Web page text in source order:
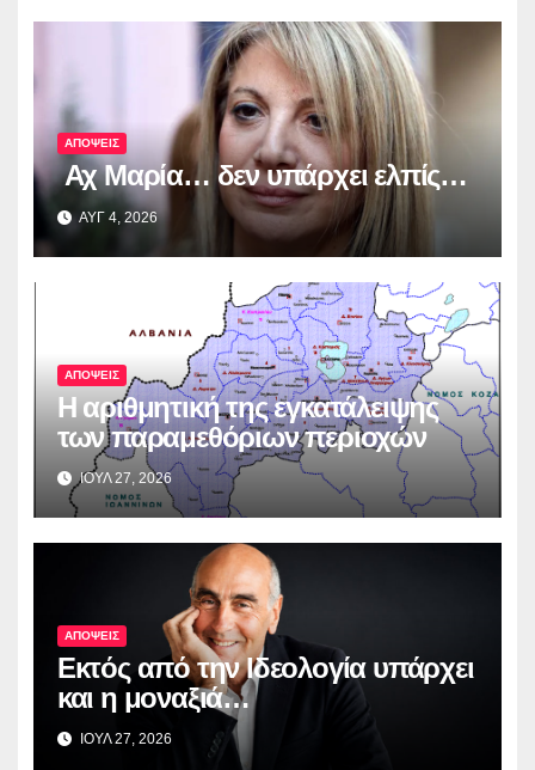
ΑΠΟΨΕΙΣ
Αχ Μαρία… δεν υπάρχει ελπίς…
ΑΥΓ 4, 2026
ΑΠΟΨΕΙΣ
Η αριθμητική της εγκατάλειψης
των παραμεθόριων περιοχών
ΙΟΥΛ 27, 2026
ΑΠΟΨΕΙΣ
Εκτός από την Ιδεολογία υπάρχει
και η μοναξιά…
ΙΟΥΛ 27, 2026